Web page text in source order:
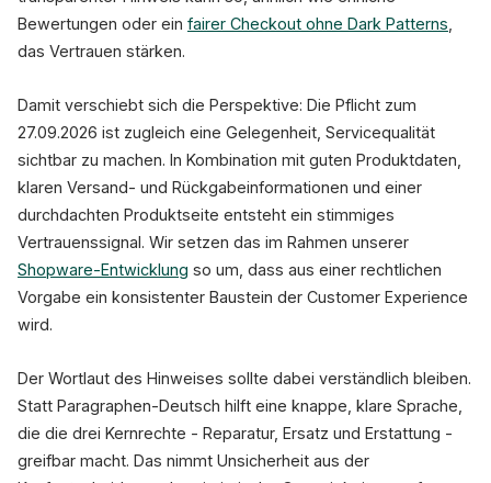
Bewertungen oder ein fairer Checkout ohne Dark Patterns
das Vertrauen stärken.
Damit verschiebt sich die Perspektive: Die Pflicht zum
27.09.2026 ist zugleich eine Gelegenheit, Servicequalität
sichtbar zu machen. In Kombination mit guten Produktdaten,
klaren Versand- und Rückgabeinformationen und einer
durchdachten Produktseite entsteht ein stimmiges
Vertrauenssignal. Wir setzen das im Rahmen unserer
Shopware-Entwicklung so um, dass aus einer rechtlichen
Vorgabe ein konsistenter Baustein der Customer Experience
wird.
Der Wortlaut des Hinweises sollte dabei verständlich bleiben.
Statt Paragraphen-Deutsch hilft eine knappe, klare Sprache,
die die drei Kernrechte - Reparatur, Ersatz und Erstattung -
greifbar macht. Das nimmt Unsicherheit aus der